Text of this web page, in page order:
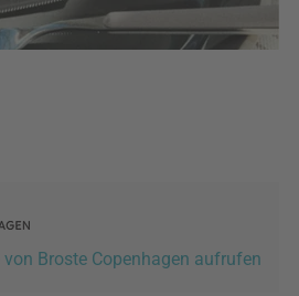
Broste Copenhagen aufrufen